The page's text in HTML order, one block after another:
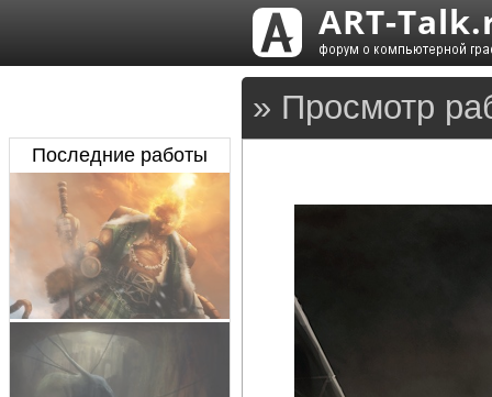
» Просмотр
Последние работы